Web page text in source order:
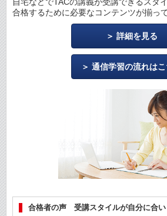
合格するために必要なコンテンツが揃って
詳細を見る
通信学習の流れは
合格者の声 受講スタイルが自分に合い